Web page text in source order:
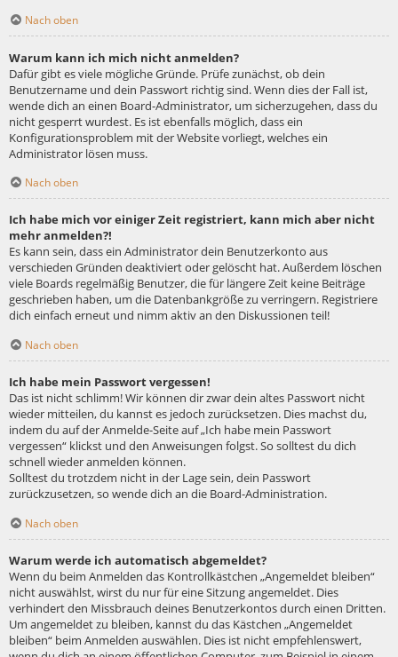
Nach oben
Warum kann ich mich nicht anmelden?
Dafür gibt es viele mögliche Gründe. Prüfe zunächst, ob dein
Benutzername und dein Passwort richtig sind. Wenn dies der Fall ist,
wende dich an einen Board-Administrator, um sicherzugehen, dass du
nicht gesperrt wurdest. Es ist ebenfalls möglich, dass ein
Konfigurationsproblem mit der Website vorliegt, welches ein
Administrator lösen muss.
Nach oben
Ich habe mich vor einiger Zeit registriert, kann mich aber nicht
mehr anmelden?!
Es kann sein, dass ein Administrator dein Benutzerkonto aus
verschieden Gründen deaktiviert oder gelöscht hat. Außerdem löschen
viele Boards regelmäßig Benutzer, die für längere Zeit keine Beiträge
geschrieben haben, um die Datenbankgröße zu verringern. Registriere
dich einfach erneut und nimm aktiv an den Diskussionen teil!
Nach oben
Ich habe mein Passwort vergessen!
Das ist nicht schlimm! Wir können dir zwar dein altes Passwort nicht
wieder mitteilen, du kannst es jedoch zurücksetzen. Dies machst du,
indem du auf der Anmelde-Seite auf „Ich habe mein Passwort
vergessen“ klickst und den Anweisungen folgst. So solltest du dich
schnell wieder anmelden können.
Solltest du trotzdem nicht in der Lage sein, dein Passwort
zurückzusetzen, so wende dich an die Board-Administration.
Nach oben
Warum werde ich automatisch abgemeldet?
Wenn du beim Anmelden das Kontrollkästchen „Angemeldet bleiben“
nicht auswählst, wirst du nur für eine Sitzung angemeldet. Dies
verhindert den Missbrauch deines Benutzerkontos durch einen Dritten.
Um angemeldet zu bleiben, kannst du das Kästchen „Angemeldet
bleiben“ beim Anmelden auswählen. Dies ist nicht empfehlenswert,